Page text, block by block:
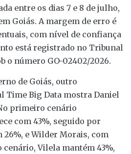
entre os dias 7 e 8 de julho,
Goiás. A margem de erro é
com nível de confiança
está registrado no Tribunal
o número GO-02402/2026.
de Goiás, outro
Time Big Data mostra Daniel
primeiro cenário
com 43%, seguido por
e Wilder Morais, com
cenário, Vilela mantém 43%,